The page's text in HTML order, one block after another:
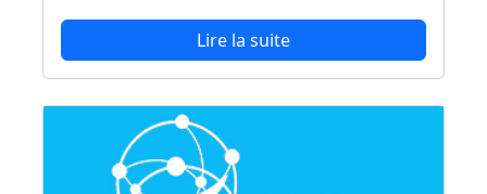
Lire la suite